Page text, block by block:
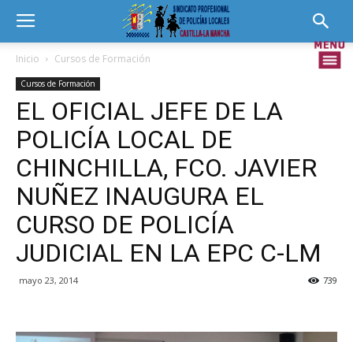
Inicio Cursos de Formación
Cursos de Formación
EL OFICIAL JEFE DE LA
POLICÍA LOCAL DE
CHINCHILLA, FCO. JAVIER
NUÑEZ INAUGURA EL
CURSO DE POLICÍA
JUDICIAL EN LA EPC C-LM
mayo 23, 2014 739